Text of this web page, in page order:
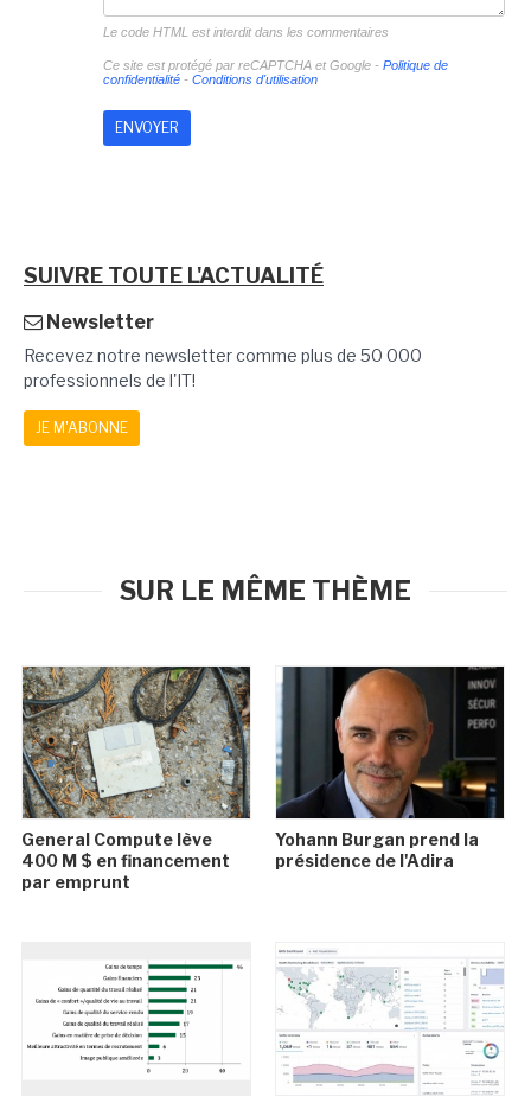
Le code HTML est interdit dans les commentaires
Ce site est protégé par reCAPTCHA et Google - Politique de
confidentialité- Conditions d'utilisation
SUIVRE TOUTE L'ACTUALITÉ
Newsletter
Recevez notre newsletter comme plus de 50 000
professionnels de l'IT!
JE M'ABONNE
SUR LE MÊME THÈME
General Compute lève
400 M $ en financement
par emprunt
Yohann Burgan prend la
présidence de l'Adira